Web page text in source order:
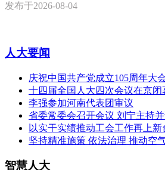
发布于2026-08-04
人大要闻
庆祝中国共产党成立105周年大
十四届全国人大四次会议在京闭
李强参加河南代表团审议
省委常委会召开会议 刘宁主持
以实干实绩推动工会工作再上新
坚持精准施策 依法治理 推动空
智慧人大